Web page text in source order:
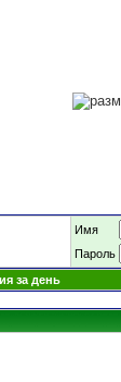
Имя
Пароль
за день